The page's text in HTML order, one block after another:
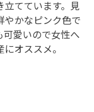
立てています。見
やかなピンク色で
可愛いので女性へ
オススメ。